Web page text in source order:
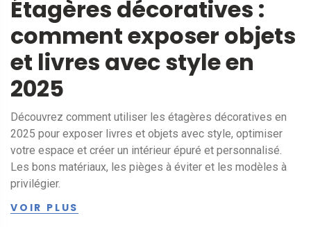
Étagères décoratives :
comment exposer objets
et livres avec style en
2025
Découvrez comment utiliser les étagères décoratives en
2025 pour exposer livres et objets avec style, optimiser
votre espace et créer un intérieur épuré et personnalisé.
Les bons matériaux, les pièges à éviter et les modèles à
privilégier.
VOIR PLUS